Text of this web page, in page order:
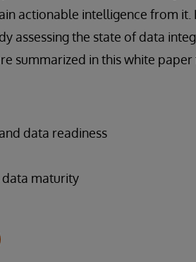
actionable intelligence from it.
assessing the state of data
summarized in this white
data readiness
data maturity